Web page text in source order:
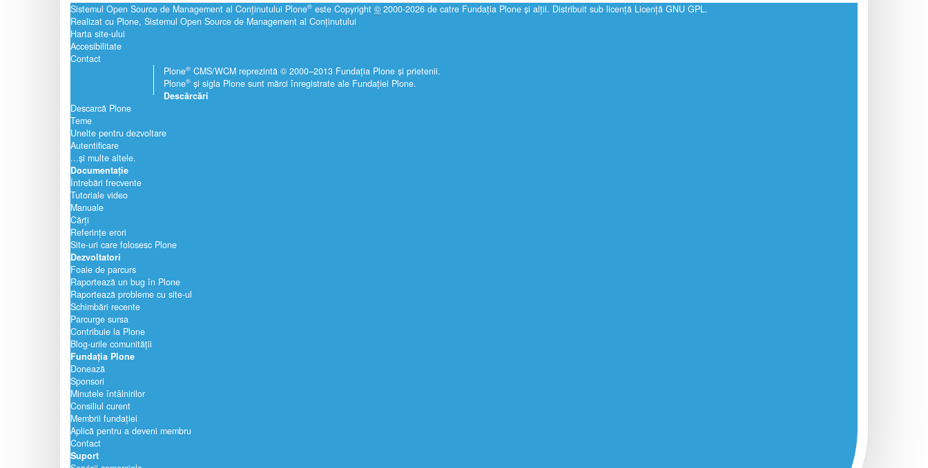
Sistemul Open Source de Management al Conţinutului Plone® este Copyright © 2000-2026 de catre Fundaţia Plone şi alţii. Distribuit sub licenţă Licenţă GNU GPL.
Realizat cu Plone, Sistemul Open Source de Management al Conţinutului
Harta site-ului
Accesibilitate
Contact
Plone® CMS/WCM reprezintă © 2000–2013 Fundația Plone și prietenii.
Plone® și sigla Plone sunt mărci înregistrate ale Fundației Plone.
Descărcări
Descarcă Plone
Teme
Unelte pentru dezvoltare
Autentificare
...și multe altele.
Documentație
Întrebări frecvente
Tutoriale video
Manuale
Cărți
Referințe erori
Site-uri care folosesc Plone
Dezvoltatori
Foaie de parcurs
Raportează un bug în Plone
Raportează probleme cu site-ul
Schimbări recente
Parcurge sursa
Contribuie la Plone
Blog-urile comunității
Fundația Plone
Donează
Sponsori
Minutele întâlnirilor
Consiliul curent
Membrii fundației
Aplică pentru a deveni membru
Contact
Suport